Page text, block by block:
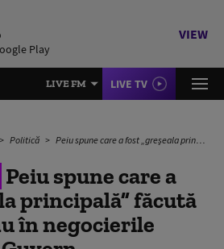
Play
VIEW
LIVE FM LIVE TV
Politică Peiu spune care a fost „greșeala principală” făcută de Grindeanu în negocierile pentru noul Guvern
Peiu spune care a
principală” făcută
în negocierile